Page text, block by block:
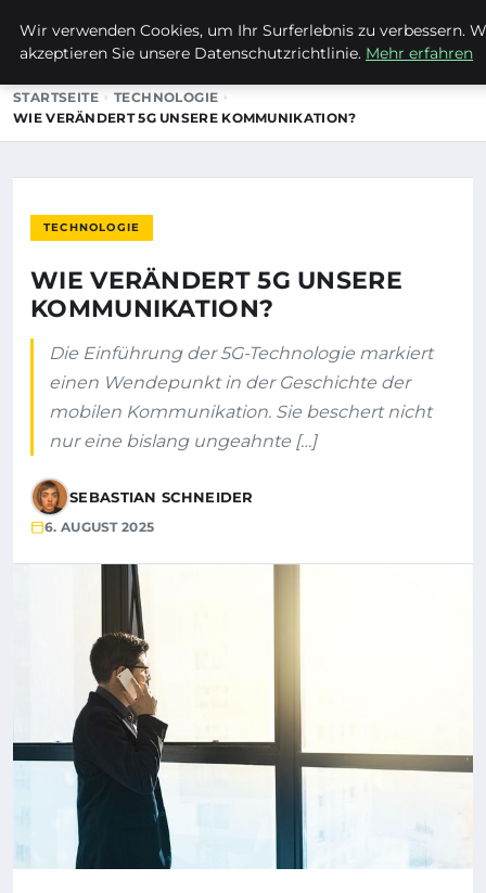
EVET ICH WILL
STARTSEITE
TECHNOLOGIE
WIE VERÄNDERT 5G UNSERE KOMMUNIKATION?
TECHNOLOGIE
WIE VERÄNDERT 5G UNSERE
KOMMUNIKATION?
Die Einführung der 5G-Technologie markiert
einen Wendepunkt in der Geschichte der
mobilen Kommunikation. Sie beschert nicht
nur eine bislang ungeahnte […]
SEBASTIAN SCHNEIDER
6. AUGUST 2025
Wir verwenden Cookies, um Ihr Surferlebnis zu verbessern.
akzeptieren Sie unsere Datenschutzrichtlinie. Mehr erfahren